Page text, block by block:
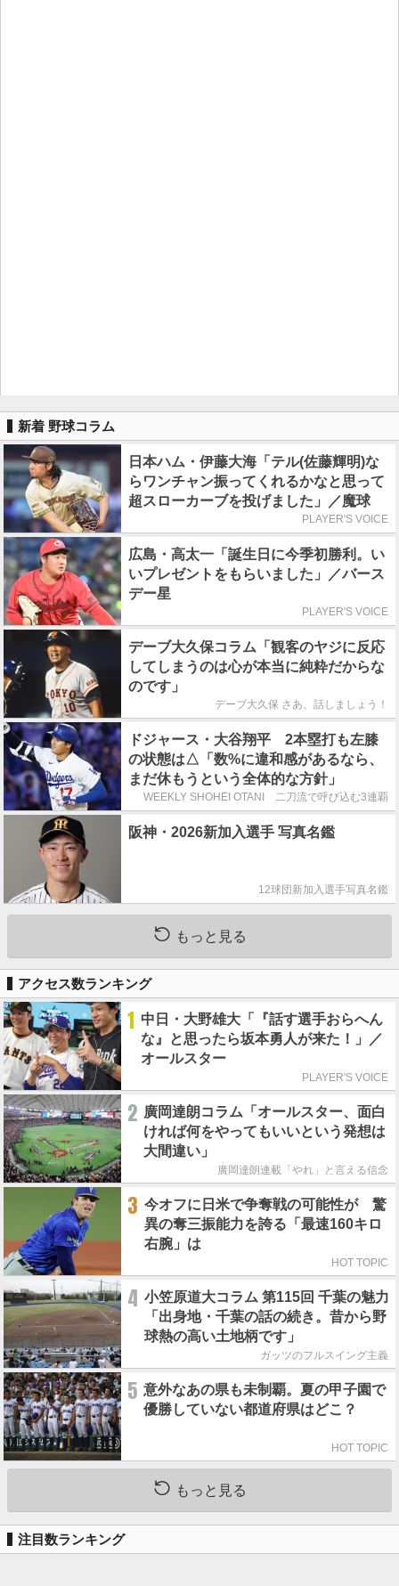
新着 野球コラム
日本ハム・伊藤大海「テル(佐藤輝明)な
らワンチャン振ってくれるかなと思って
超スローカーブを投げました」／魔球
PLAYER'S VOICE
広島・高太一「誕生日に今季初勝利。い
いプレゼントをもらいました」／バース
デー星
PLAYER'S VOICE
デーブ大久保コラム「観客のヤジに反応
してしまうのは心が本当に純粋だからな
のです」
デーブ大久保 さあ、話しましょう！
ドジャース・大谷翔平 2本塁打も左膝
の状態は△「数%に違和感があるなら、
まだ休もうという全体的な方針」
WEEKLY SHOHEI OTANI 二刀流で呼び込む3連覇
阪神・2026新加入選手 写真名鑑
12球団新加入選手写真名鑑
もっと見る
アクセス数ランキング
1 中日・大野雄大「『話す選手おらへん
な』と思ったら坂本勇人が来た！」／
オールスター
PLAYER'S VOICE
2 廣岡達朗コラム「オールスター、面白
ければ何をやってもいいという発想は
大間違い」
廣岡達朗連載「やれ」と言える信念
3 今オフに日米で争奪戦の可能性が 驚
異の奪三振能力を誇る「最速160キロ
右腕」は
HOT TOPIC
4 小笠原道大コラム 第115回 千葉の魅力
「出身地・千葉の話の続き。昔から野
球熱の高い土地柄です」
ガッツのフルスイング主義
5 意外なあの県も未制覇。夏の甲子園で
優勝していない都道府県はどこ？
HOT TOPIC
もっと見る
注目数ランキング